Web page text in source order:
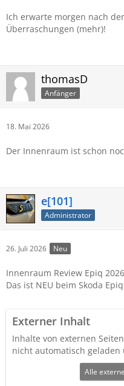
Ich erwarte morgen nach
Überraschungen (mehr)!
thomasD
Anfänger
18. Mai 2026
Der Innenraum ist schon
e[101]
Administrator
26. Juli 2026 Neu
Innenraum Review Epiq 2026
Das ist NEU beim Skoda
Externer Inhalt
Inhalte von externen
nicht automatisch geladen
Alle